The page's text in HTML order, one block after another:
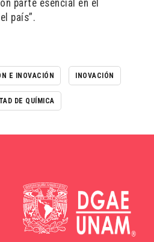
parte esencial en el
país”.
E INOVACIÓN INOVACIÓN
DE QUÍMICA